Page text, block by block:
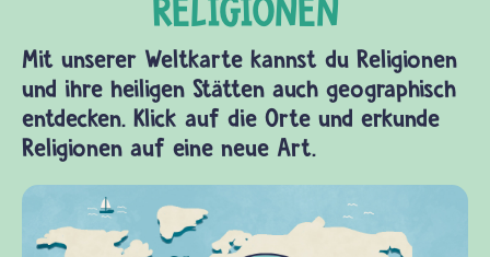
Mit unserer Weltkarte kannst du Religionen
und ihre heiligen Stätten auch geographisch
entdecken. Klick auf die Orte und erkunde
Religionen auf eine neue Art.